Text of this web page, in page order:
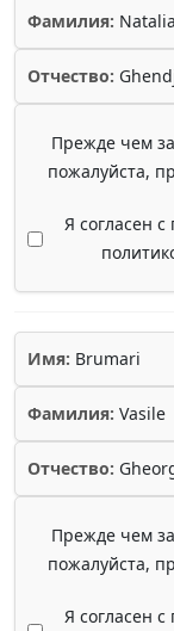
Фамилия: Natalia
Отчество:
Прежде чем
пожалуйста,
Я согласен
Имя: Brumari
Фамилия: Vasile
Отчество:
Прежде чем
пожалуйста,
Я согласен